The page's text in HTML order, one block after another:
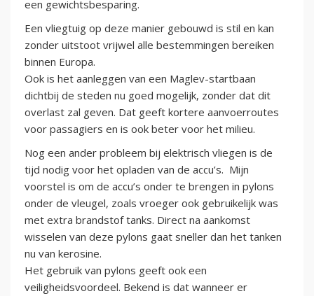
een gewichtsbesparing.
Een vliegtuig op deze manier gebouwd is stil en kan
zonder uitstoot vrijwel alle bestemmingen bereiken
binnen Europa.
Ook is het aanleggen van een Maglev-startbaan
dichtbij de steden nu goed mogelijk, zonder dat dit
overlast zal geven. Dat geeft kortere aanvoerroutes
voor passagiers en is ook beter voor het milieu.
Nog een ander probleem bij elektrisch vliegen is de
tijd nodig voor het opladen van de accu’s. Mijn
voorstel is om de accu’s onder te brengen in pylons
onder de vleugel, zoals vroeger ook gebruikelijk was
met extra brandstof tanks. Direct na aankomst
wisselen van deze pylons gaat sneller dan het tanken
nu van kerosine.
Het gebruik van pylons geeft ook een
veiligheidsvoordeel. Bekend is dat wanneer er